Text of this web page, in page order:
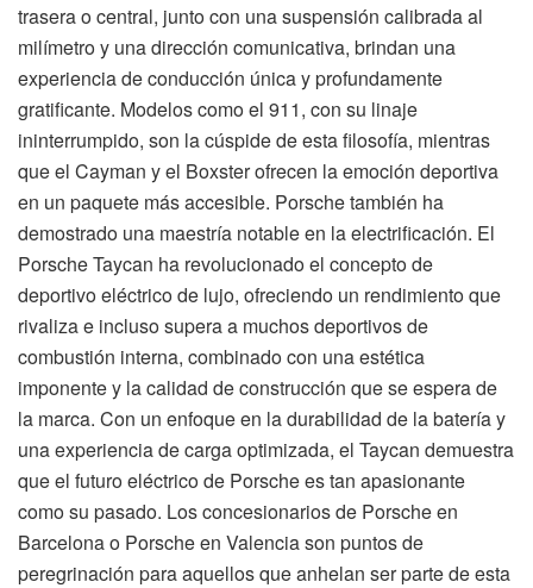
trasera o central, junto con una suspensión calibrada al
milímetro y una dirección comunicativa, brindan una
experiencia de conducción única y profundamente
gratificante. Modelos como el 911, con su linaje
ininterrumpido, son la cúspide de esta filosofía, mientras
que el Cayman y el Boxster ofrecen la emoción deportiva
en un paquete más accesible. Porsche también ha
demostrado una maestría notable en la electrificación. El
Porsche Taycan ha revolucionado el concepto de
deportivo eléctrico de lujo, ofreciendo un rendimiento que
rivaliza e incluso supera a muchos deportivos de
combustión interna, combinado con una estética
imponente y la calidad de construcción que se espera de
la marca. Con un enfoque en la durabilidad de la batería y
una experiencia de carga optimizada, el Taycan demuestra
que el futuro eléctrico de Porsche es tan apasionante
como su pasado. Los concesionarios de Porsche en
Barcelona o Porsche en Valencia son puntos de
peregrinación para aquellos que anhelan ser parte de esta